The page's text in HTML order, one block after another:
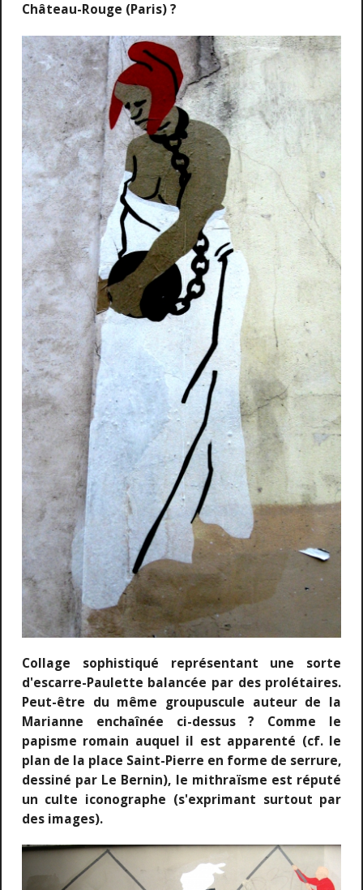
Château-Rouge (Paris) ?
Collage sophistiqué représentant une sorte
d'escarre-Paulette balancée par des prolétaires.
Peut-être du même groupuscule auteur de la
Marianne enchaînée ci-dessus ? Comme le
papisme romain auquel il est apparenté (cf. le
plan de la place Saint-Pierre en forme de serrure,
dessiné par Le Bernin), le mithraïsme est réputé
un culte iconographe (s'exprimant surtout par
des images).